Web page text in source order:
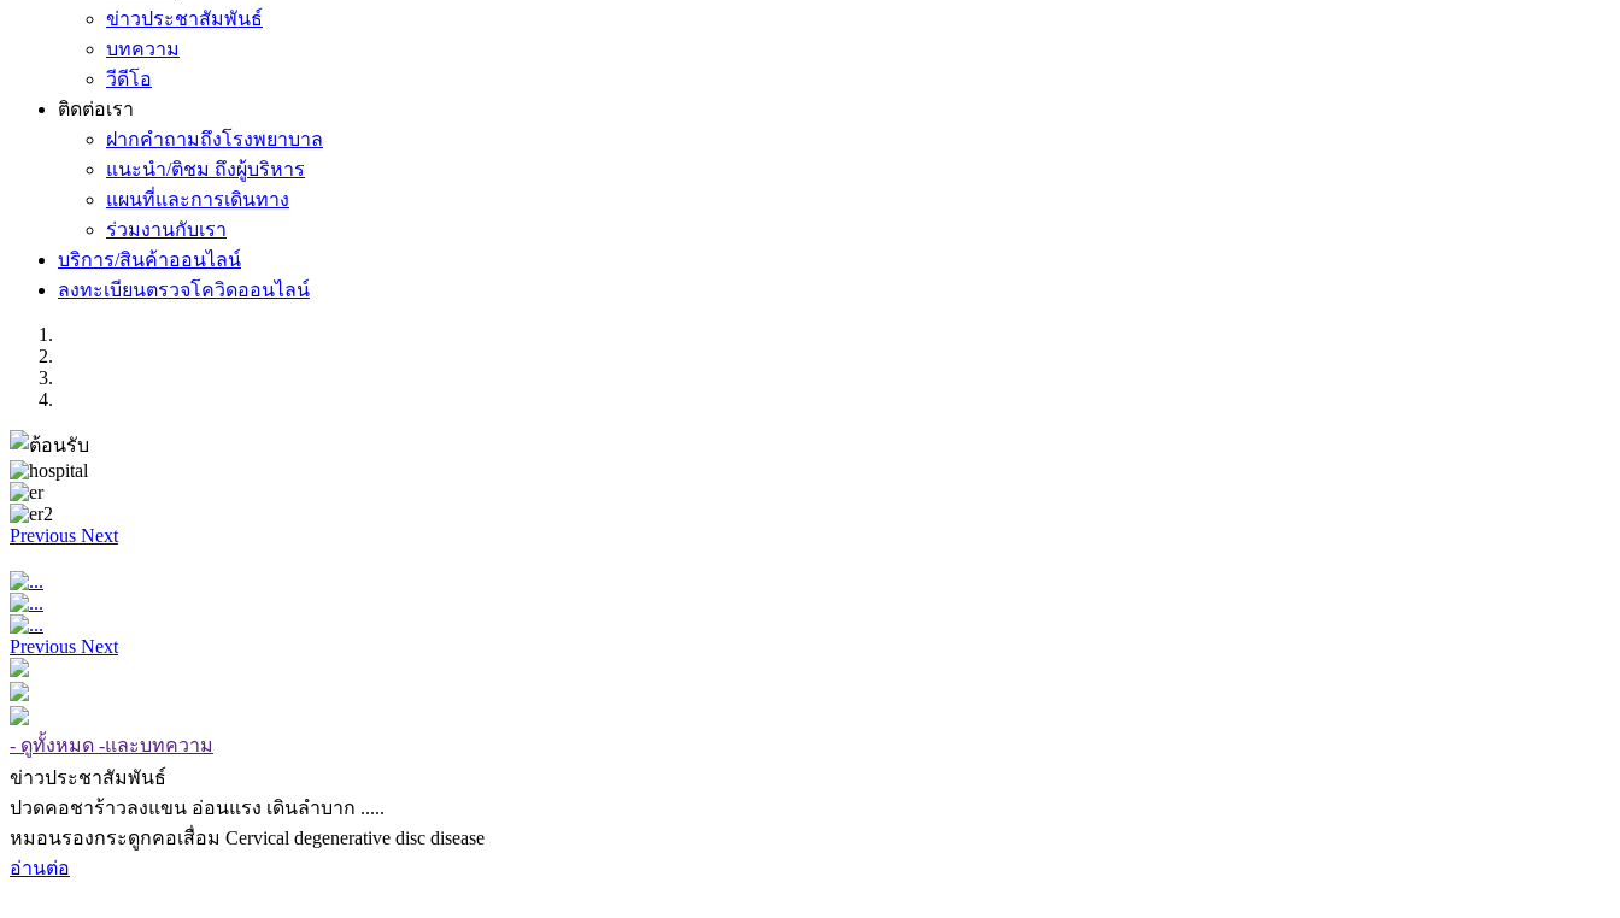
ข่าวประชาสัมพันธ์
บทความ
วีดีโอ
ติดต่อเรา
ฝากคำถามถึงโรงพยาบาล
แนะนำ/ติชม ถึงผู้บริหาร
แผนที่และการเดินทาง
ร่วมงานกับเรา
บริการ/สินค้าออนไลน์
ลงทะเบียนตรวจโควิดออนไลน์
Previous Next
Previous Next
- ดูทั้งหมด -และบทความ
ข่าวประชาสัมพันธ์
ปวดคอชาร้าวลงแขน อ่อนแรง เดินลำบาก .....
หมอนรองกระดูกคอเสื่อม Cervical degenerative disc disease
อ่านต่อ